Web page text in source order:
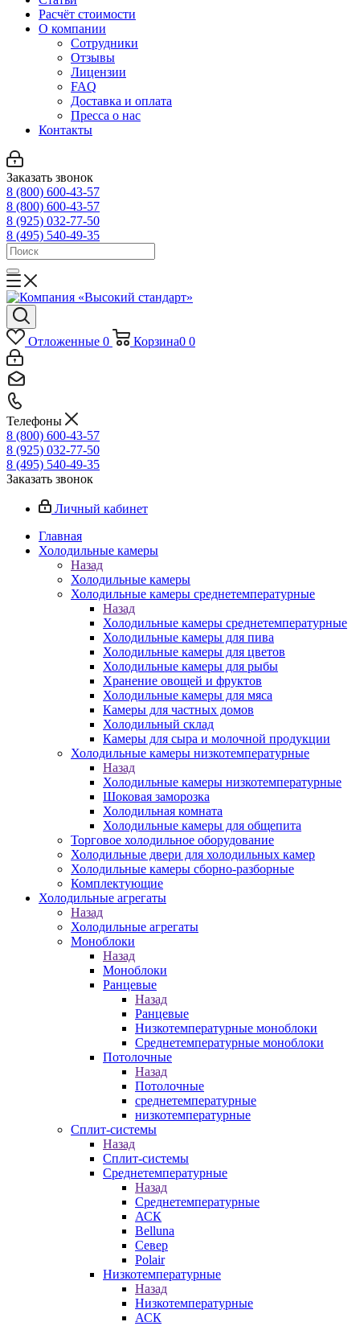
Расчёт стоимости
О компании
Сотрудники
Отзывы
Лицензии
FAQ
Доставка и оплата
Пресса о нас
Контакты
Заказать звонок
8 (800) 600-43-57
8 (800) 600-43-57
8 (925) 032-77-50
8 (495) 540-49-35
Отложенные 0 Корзина0 0
Телефоны
8 (800) 600-43-57
8 (925) 032-77-50
8 (495) 540-49-35
Заказать звонок
Личный кабинет
Главная
Холодильные камеры
Назад
Холодильные камеры
Холодильные камеры среднетемпературные
Назад
Холодильные камеры среднетемпературные
Холодильные камеры для пива
Холодильные камеры для цветов
Холодильные камеры для рыбы
Хранение овощей и фруктов
Холодильные камеры для мяса
Камеры для частных домов
Холодильный склад
Камеры для сыра и молочной продукции
Холодильные камеры низкотемпературные
Назад
Холодильные камеры низкотемпературные
Шоковая заморозка
Холодильная комната
Холодильные камеры для общепита
Торговое холодильное оборудование
Холодильные двери для холодильных камер
Холодильные камеры сборно-разборные
Комплектующие
Холодильные агрегаты
Назад
Холодильные агрегаты
Моноблоки
Назад
Моноблоки
Ранцевые
Назад
Ранцевые
Низкотемпературные моноблоки
Среднетемпературные моноблоки
Потолочные
Назад
Потолочные
среднетемпературные
низкотемпературные
Сплит-системы
Назад
Сплит-системы
Среднетемпературные
Назад
Среднетемпературные
АСК
Belluna
Север
Polair
Низкотемпературные
Назад
Низкотемпературные
АСК